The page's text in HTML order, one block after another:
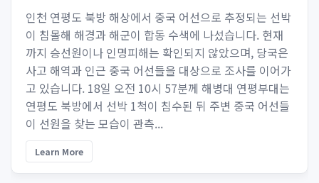
인천 연평도 북방 해상에서 중국 어선으로 추정되는 선박
이 침몰해 해경과 해군이 합동 수색에 나섰습니다. 현재
까지 승선원이나 인명피해는 확인되지 않았으며, 당국은
사고 해역과 인근 중국 어선들을 대상으로 조사를 이어가
고 있습니다. 18일 오전 10시 57분께 해병대 연평부대는
연평도 북방에서 선박 1척이 침수된 뒤 주변 중국 어선들
이 선원을 찾는 모습이 관측...
Learn More